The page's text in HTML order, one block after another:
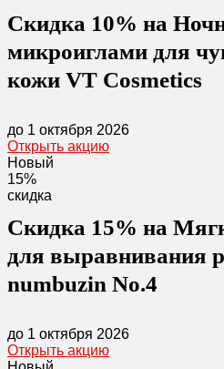
Скидка 10% на
микроиглами для
кожи VT Cosmetics
до 1 октября 2026
Открыть акцию
Новый
15%
скидка
Скидка 15% на
для выравнивания
numbuzin No.4
до 1 октября 2026
Открыть акцию